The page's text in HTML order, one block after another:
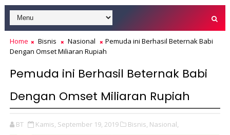
Home Bisnis Nasional
Pemuda ini Berhasil Beternak Babi
Dengan Omset Miliaran Rupiah
Pemuda ini Berhasil Beternak Babi
Dengan Omset Miliaran Rupiah
BT Kamis, September 19, 2019 Bisnis, Nasional,